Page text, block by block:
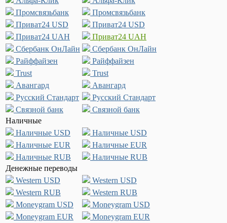
Промсвязьбанк
Промсвязьбанк
Приват24 USD
Приват24 USD
Приват24 UAH
Приват24 UAH
Сбербанк ОнЛайн
Сбербанк ОнЛайн
Райффайзен
Райффайзен
Trust
Trust
Авангард
Авангард
Русский Стандарт
Русский Стандарт
Связной банк
Связной банк
Наличные
Наличные USD
Наличные USD
Наличные EUR
Наличные EUR
Наличные RUB
Наличные RUB
Денежные переводы
Western USD
Western USD
Western RUB
Western RUB
Moneygram USD
Moneygram USD
Moneygram EUR
Moneygram EUR